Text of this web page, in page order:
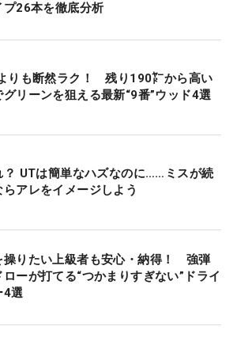
プ26本を徹底分析
りも断然ラク！ 残り190㍎から高い
グリーンを狙える最新“9番”ウッド4選
？ UTは簡単なハズなのに……ミスが続
らアレをイメージしよう
操りたい上級者も安心・納得！ 強弾
ローが打てる“つかまりすぎない”ドライ
4選